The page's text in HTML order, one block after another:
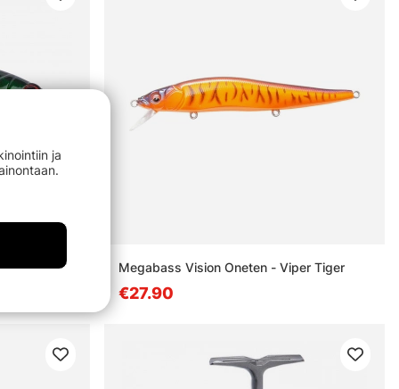
Megabass Vision Oneten - Viper Tiger
€27.90
ja